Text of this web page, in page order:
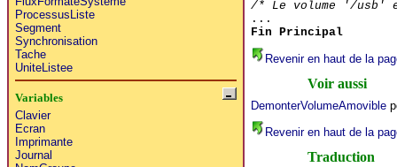
ProcessusListe
Segment
Synchronisation
Tache
UniteListee
Variables
Clavier
Ecran
Imprimante
Journal
/* Le volume '/usb'
...
Fin Principal
Revenir en haut de la
Voir aussi
DemonterVolumeAmovible
Revenir en haut de la
Traduction